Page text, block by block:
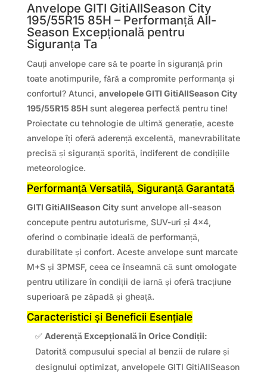
Anvelope GITI GitiAllSeason City
195/55R15 85H – Performanță All-
Season Excepțională pentru
Siguranța Ta
Cauți anvelope care să te poarte în siguranță prin
toate anotimpurile, fără a compromite performanța și
confortul? Atunci, anvelopele GITI GitiAllSeason City
195/55R15 85Hsunt alegerea perfectă pentru tine!
Proiectate cu tehnologie de ultimă generație, aceste
anvelope îți oferă aderență excelentă, manevrabilitate
precisă și siguranță sporită, indiferent de condițiile
meteorologice.
Performanță Versatilă, Siguranță Garantată
GITI GitiAllSeason Citysunt anvelope all-season
concepute pentru autoturisme, SUV-uri și 4×4,
oferind o combinație ideală de performanță,
durabilitate și confort. Aceste anvelope sunt marcate
M+S și 3PMSF, ceea ce înseamnă că sunt omologate
pentru utilizare în condiții de iarnă și oferă tracțiune
superioară pe zăpadă și gheață.
Caracteristici și Beneficii Esențiale
✅ Aderență Excepțională în Orice Condiții:
Datorită compusului special al benzii de rulare și
designului optimizat, anvelopele GITI GitiAllSeason